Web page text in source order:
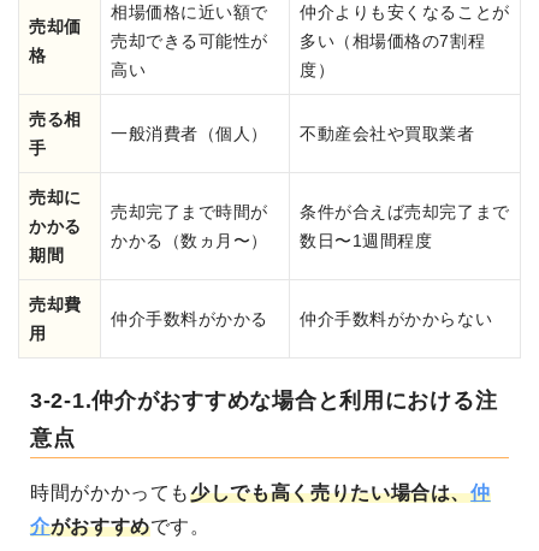
売却価
格
相場価格に近い額で
売却できる可能性が
高い
仲介よりも安くなることが
多い（相場価格の7割程
度）
売る相
手
一般消費者（個人） 不動産会社や買取業者
売却に
かかる
期間
売却完了まで時間が
かかる（数ヵ月〜）
条件が合えば売却完了まで
数日〜1週間程度
売却費
用
仲介手数料がかかる 仲介手数料がかからない
3-2-1.仲介がおすすめな場合と利用における注
意点
時間がかかっても少しでも高く売りたい場合は、仲
介がおすすめです。